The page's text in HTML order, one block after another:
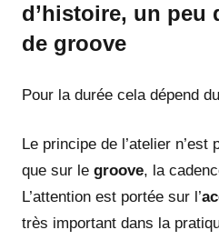
d’histoire, un peu
de groove
Pour la durée cela dépend
Le principe de l’atelier
que sur le groove, la
L’attention est portée sur l’
très important dans la